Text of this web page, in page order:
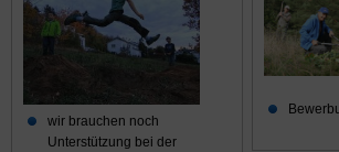
wir brauchen noch
Unterstützung bei der